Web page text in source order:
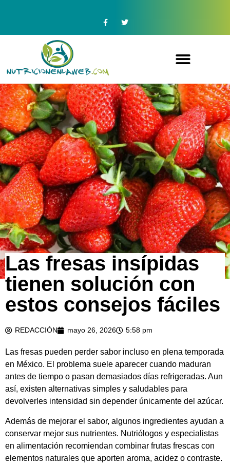
Las fresas insípidas
tienen solución con
estos consejos fáciles
REDACCIÓN mayo 26, 2026 5:58 pm
Las fresas pueden perder sabor incluso en plena temporada
en México. El problema suele aparecer cuando maduran
antes de tiempo o pasan demasiados días refrigeradas. Aun
así, existen alternativas simples y saludables para
devolverles intensidad sin depender únicamente del azúcar.
Además de mejorar el sabor, algunos ingredientes ayudan a
conservar mejor sus nutrientes. Nutriólogos y especialistas
en alimentación recomiendan combinar frutas frescas con
elementos naturales que aporten aroma, acidez o contraste.